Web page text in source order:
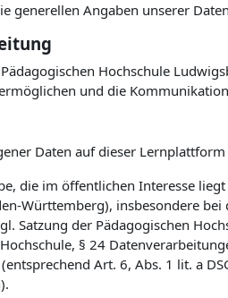
generellen Angaben unserer
Hochschule
und die
Daten auf dieser
die im öffentlichen Interesse
Württemberg), insbesondere
Satzung der Pädagogischen
§ 24
Art. 6, Abs. 1 lit. a